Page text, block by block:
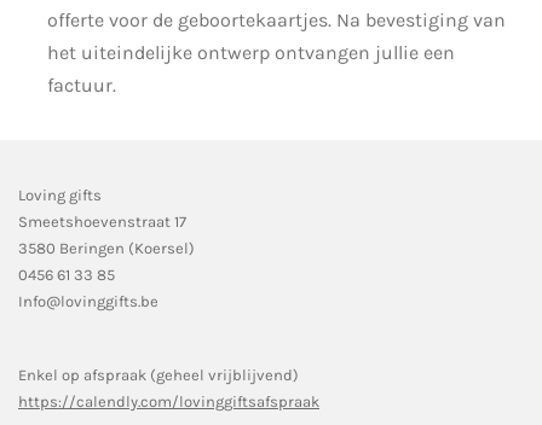
offerte voor de geboortekaartjes. Na bevestiging van
het uiteindelijke ontwerp ontvangen jullie een
factuur.
Loving gifts
Smeetshoevenstraat 17
3580 Beringen (Koersel)
0456 61 33 85
Info@lovinggifts.be
Enkel op afspraak (geheel vrijblijvend)
https://calendly.com/lovinggiftsafspraak